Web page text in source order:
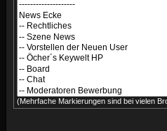
(Mehrfache Markierungen sind bei vielen